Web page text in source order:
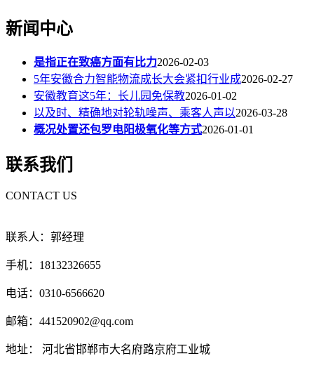
新闻中心
是指正在致癌方面有比力2026-02-03
5年安徽合力智能物流成长大会紧扣行业成2026-02-27
安徽教育这5年：长儿园免保教2026-01-02
以及时、精确地对轮轨噪声、乘客人声以2026-03-28
概况处置还包罗电阳极氧化等方式2026-01-01
联系我们
CONTACT US
联系人：郭经理
手机：18132326655
电话：0310-6566620
邮箱：441520902@qq.com
地址： 河北省邯郸市大名府路京府工业城